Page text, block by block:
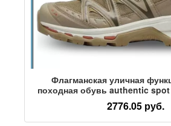
Флагманская уличная
походная обувь authentic
мужчин и женщин, летняя
спортивная обувь
2776.05 руб.